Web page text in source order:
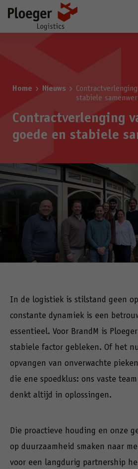
Home Nieuws
stabiele
Contractverlenging
goede en stabiele
In de logistiek is stilstand geen
constante dynamiek is een
essentieel. Voor BrandM is
stabiele factor gebleken. Of het
opvangen van onverwachte
die ene spoedklus: ons vaste
denkt altijd in oplossingen.
Die proactieve houding en onze
op duurzaamheid smaken naar
voor een langdurig partnership